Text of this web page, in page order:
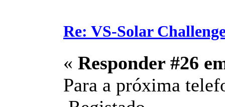
Re: VS-Solar
« Responder #26
Para a próxima